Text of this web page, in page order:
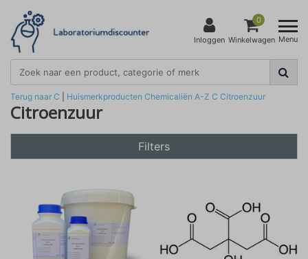
Inloggen
0
Winkelwagen Menu
Terug naar C Huismerkproducten Chemicaliën A-Z C Citroenzuur
Citroenzuur
Filters